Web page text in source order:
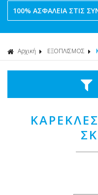
100% ΑΣΦΑΛΕΙΑ ΣΤΙΣ
Αρχική ΕΞΟΠΛΙΣΜΟΣ